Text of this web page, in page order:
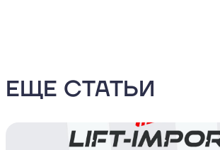
ЕЩЕ СТАТЬИ